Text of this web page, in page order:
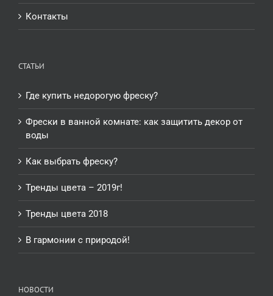
Контакты
СТАТЬИ
Где купить недорогую фреску?
Фрески в ванной комнате: как защитить декор от
воды
Как выбрать фреску?
Тренды цвета – 2019г!
Тренды цвета 2018
В гармонии с природой!
НОВОСТИ